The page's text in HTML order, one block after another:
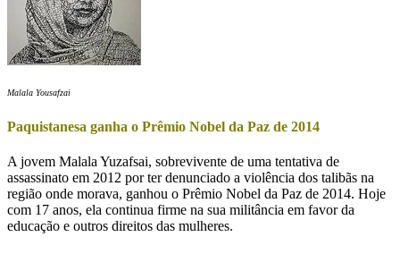
Malala Yousafzai
Paquistanesa ganha o Prêmio Nobel da Paz de 2014
A jovem Malala Yuzafsai, sobrevivente de uma tentativa de
assassinato em 2012 por ter denunciado a violência dos talibãs na
região onde morava, ganhou o Prêmio Nobel da Paz de 2014. Hoje
com 17 anos, ela continua firme na sua militância em favor da
educação e outros direitos das mulheres.